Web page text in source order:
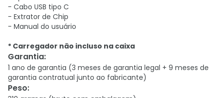
- Cabo USB tipo C
- Extrator de Chip
- Manual do usuário
* Carregador não incluso na caixa
Garantia:
1 ano de garantia (3 meses de garantia legal + 9 meses de
garantia contratual junto ao fabricante)
Peso: